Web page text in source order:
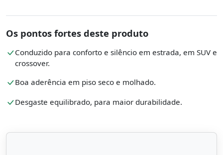
Os pontos fortes deste produto
Conduzido para conforto e silêncio em estrada, em SUV e
crossover.
Boa aderência em piso seco e molhado.
Desgaste equilibrado, para maior durabilidade.